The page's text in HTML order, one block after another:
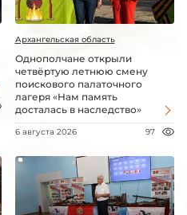
Архангельская область
Однополчане открыли
четвёртую летнюю смену
поискового палаточного
лагеря «Нам память
досталась в наследство»
6 августа 2026 97